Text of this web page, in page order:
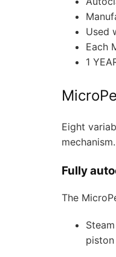
Used
Each
1
Eight
mechanism.
Fully
The